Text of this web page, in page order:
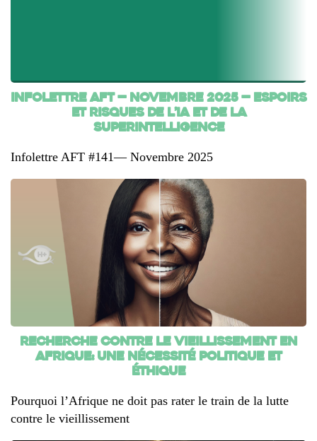
INFOLETTRE AFT — novembre 2025 — Espoirs
et risques de l’IA et de la
superintelligence
Infolettre AFT #141— Novembre 2025
Recherche contre le vieillissement en
Afrique: une nécessité politique et
éthique
Pourquoi l’Afrique ne doit pas rater le train de la lutte
contre le vieillissement